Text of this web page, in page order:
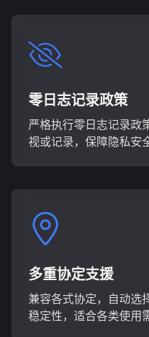
零日志记录政策
严格执行零日志记录政
视或记录，保障隐私安
多重协定支援
兼容各式协定，自动选
稳定性，适合各类使用